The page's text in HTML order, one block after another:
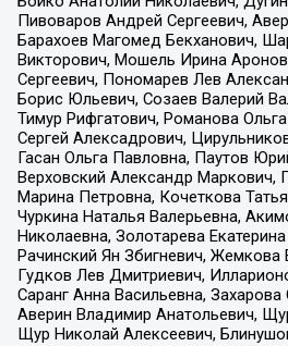
Пивоваров Андрей Сергеевич,
Барахоев Магомед Бекханович,
Викторович, Мошель Ирина
Сергеевич, Пономарев Лев
Борис Юльевич, Созаев Валерий
Тимур Рифгатович, Романова
Сергей Алексадрович,
Гасан Ольга Павловна, Паутов
Верховский Александр Маркович,
Марина Петровна, Кочеткова
Чуркина Наталья Валерьевна,
Николаевна, Золотарева
Рачинский Ян Збигневич, Жемкова
Гудков Лев Дмитриевич,
Саранг Анна Васильевна, Захарова
Аверин Владимир Анатольевич,
Щур Николай Алексеевич,